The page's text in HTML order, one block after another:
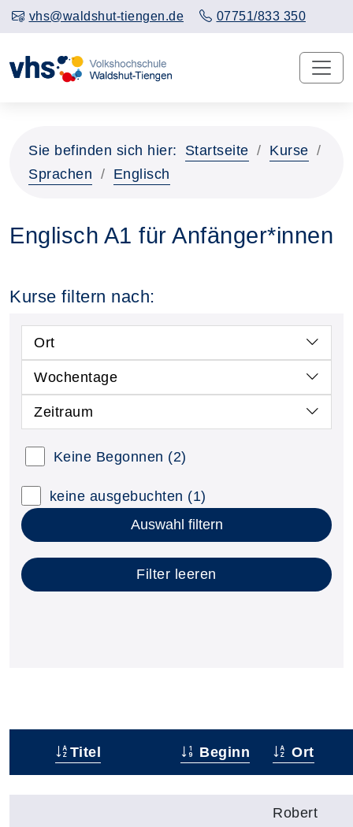
vhs@waldshut-tiengen.de 07751/833 350
Sie befinden sich hier: Startseite
Kurse
Sprachen
Englisch
Englisch A1 für Anfänger*innen
Kurse filtern nach:
Ort
Wochentage
Zeitraum
Kursstatus auswählen
Keine Begonnen (2)
Nur neue Kurse anzeigen
Kurse mit freien Plätzen anzeigen
keine ausgebuchten (1)
Auswahl filtern
Filter leeren
Status
Titel Beginn Ort
Robert